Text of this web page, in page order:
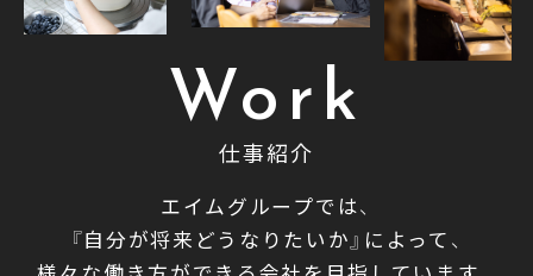
Work
仕事紹介
エイムグループでは、
『自分が将来どうなりたいか』によって、